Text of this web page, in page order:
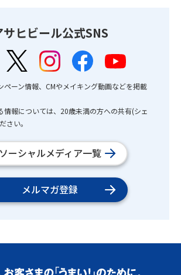
サヒビール公式SNS
ペーン情報、CMやメイキング動画などを掲載
報については、20歳未満の方への共有(シェ
さい。
ソーシャルメディア一覧
メルマガ登録